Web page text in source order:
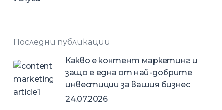
Последни публикации
Какво е контент маркетинг и
защо е една от най-добрите
инвестиции за вашия бизнес
24.07.2026